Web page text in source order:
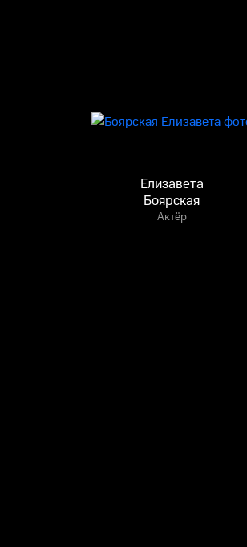
Елизавета
Боярская
Актёр